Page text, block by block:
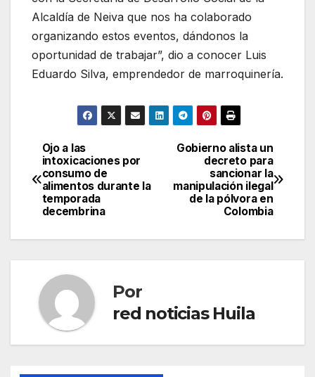
Alcaldía de Neiva que nos ha colaborado
organizando estos eventos, dándonos la
oportunidad de trabajar”, dio a conocer Luis
Eduardo Silva, emprendedor de marroquinería.
Navegación
de
entradas
Gobierno alista un
decreto para
sancionar la
manipulación ilegal
de la pólvora en
Colombia
Ojo a las
intoxicaciones por
consumo de
alimentos durante la
temporada
decembrina
Por
red noticias Huila